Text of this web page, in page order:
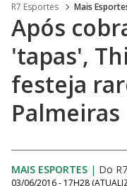
R7 Esportes Mais
Após
'tapas',
festeja
Palmeiras
MAIS ESPORTES | Do R7
03/06/2016 - 17H28